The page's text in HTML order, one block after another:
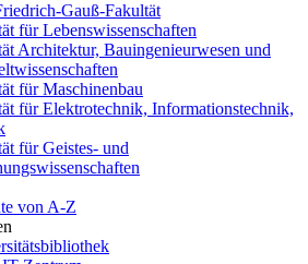
Gauß-Fakultät
für Lebenswissenschaften
Architektur, Bauingenieurwesen und
für Maschinenbau
für Elektrotechnik, Informationstechnik,
für Geistes- und
von A-Z